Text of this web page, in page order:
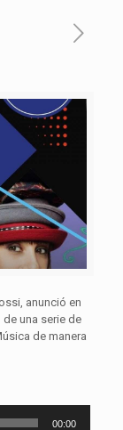
anunció en
de una serie de
de manera
00:00